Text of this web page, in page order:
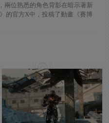
兩位熟悉的角色背影在暗示著新
的官方X中，投稿了動畫《賽博